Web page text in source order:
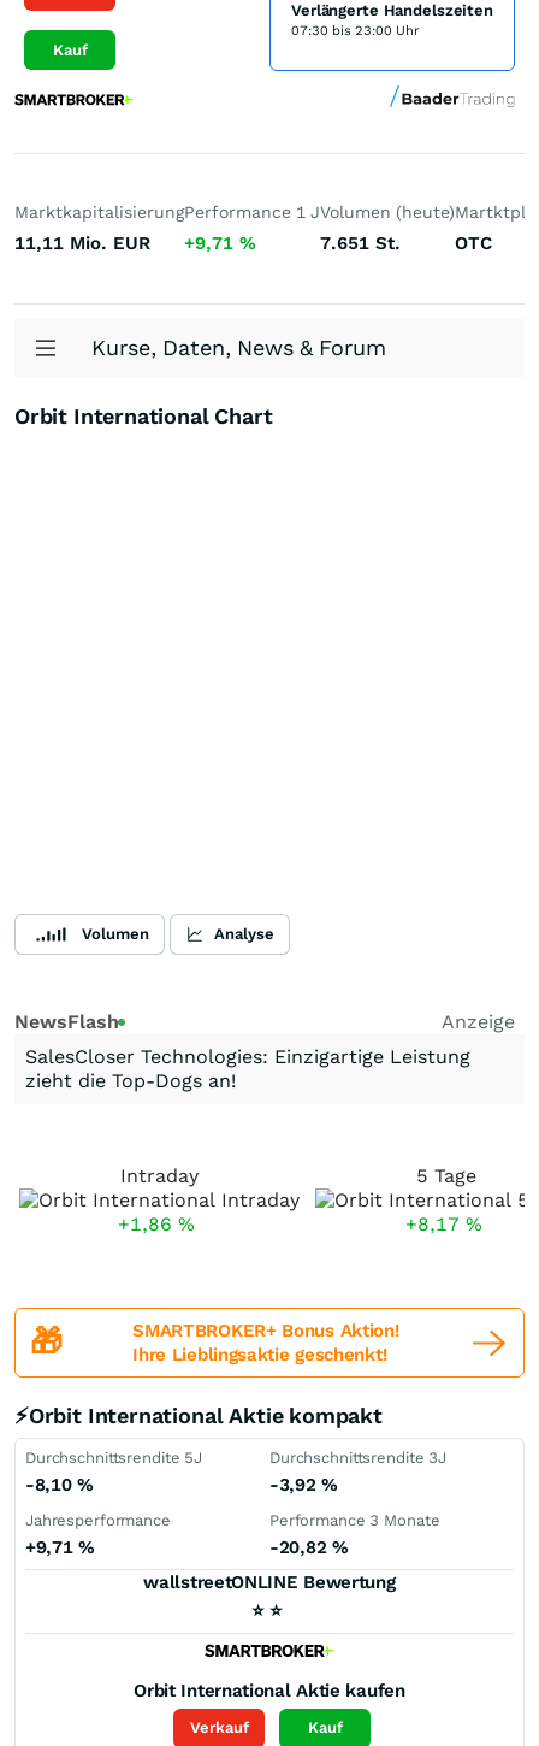
Kauf
Verlängerte Handelszeiten
07:30 bis 23:00 Uhr
Marktkapitalisierung
11,11 Mio. EUR
Performance 1 J
+9,71 %
Volumen (heute)
7.651 St. OTC
Kurse, Daten, News & Forum
Orbit International Chart
Volumen Analyse
NewsFlash
Anzeige
SalesCloser Technologies: Einzigartige Leistung
zieht die Top-Dogs an!
Intraday
+1,86 %
5 Tage
+8,17 %
🎁
SMARTBROKER+ Bonus Aktion!
Ihre Lieblingsaktie geschenkt!
⚡Orbit International Aktie kompakt
Durchschnittsrendite 5J
-8,10%
Durchschnittsrendite 3J
-3,92%
Jahresperformance
+9,71%
Performance 3 Monate
-20,82 %
wallstreetONLINE Bewertung
⭐ ⭐
Orbit International Aktie kaufen
Verkauf Kauf